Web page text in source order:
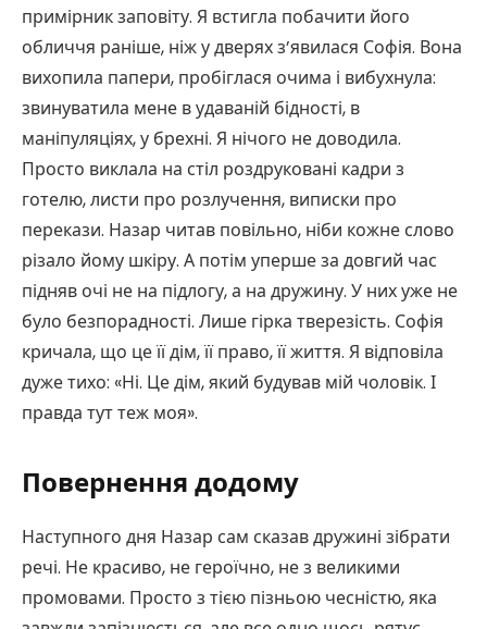
примірник заповіту. Я встигла побачити його
обличчя раніше, ніж у дверях з’явилася Софія. Вона
вихопила папери, пробіглася очима і вибухнула:
звинуватила мене в удаваній бідності, в
маніпуляціях, у брехні. Я нічого не доводила.
Просто виклала на стіл роздруковані кадри з
готелю, листи про розлучення, виписки про
перекази. Назар читав повільно, ніби кожне слово
різало йому шкіру. А потім уперше за довгий час
підняв очі не на підлогу, а на дружину. У них уже не
було безпорадності. Лише гірка тверезість. Софія
кричала, що це її дім, її право, її життя. Я відповіла
дуже тихо: «Ні. Це дім, який будував мій чоловік. І
правда тут теж моя».
Повернення додому
Наступного дня Назар сам сказав дружині зібрати
речі. Не красиво, не героїчно, не з великими
промовами. Просто з тією пізньою чесністю, яка